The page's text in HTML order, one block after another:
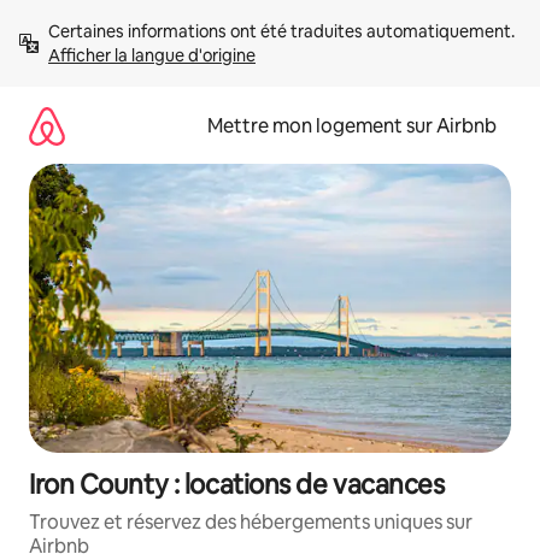
directement
Afficher la langue d'origine
Mettre mon logement sur Airbnb
Iron County : locations de vacances
Trouvez et réservez des hébergements uniques sur
Airbnb